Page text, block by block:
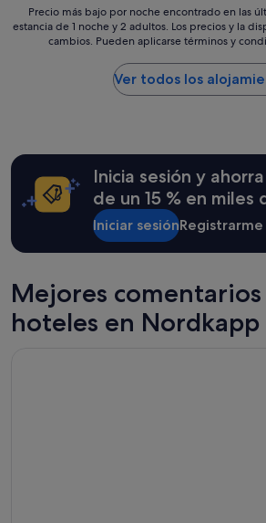
Precio
más
24 horas
estancia
1 noche
Los
precios
y
Precio más bajo por noche encontrado en las
estancia de 1 noche y 2 adultos. Los precios y la
cambios. Pueden aplicarse términos y
Ver todos los
Inicia sesión y
de un 15 % en miles
Iniciar sesión
Mejores
hoteles en Nordkapp